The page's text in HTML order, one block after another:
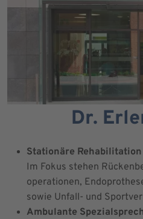
Dr.
Stationäre
Im Fokus stehen
operationen,
sowie Unfall- und
Ambulante